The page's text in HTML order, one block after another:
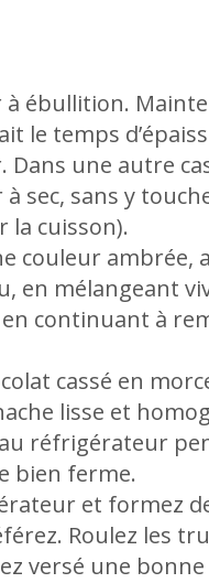
à ébullition.
le temps
une autre
sec, sans y
la cuisson).
couleur ambrée,
en mélangeant
continuant à
cassé en
lisse et
réfrigérateur
bien ferme.
et formez
Roulez les
versé une